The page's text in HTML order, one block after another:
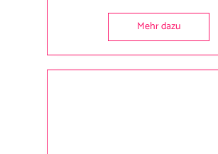
Mehr dazu